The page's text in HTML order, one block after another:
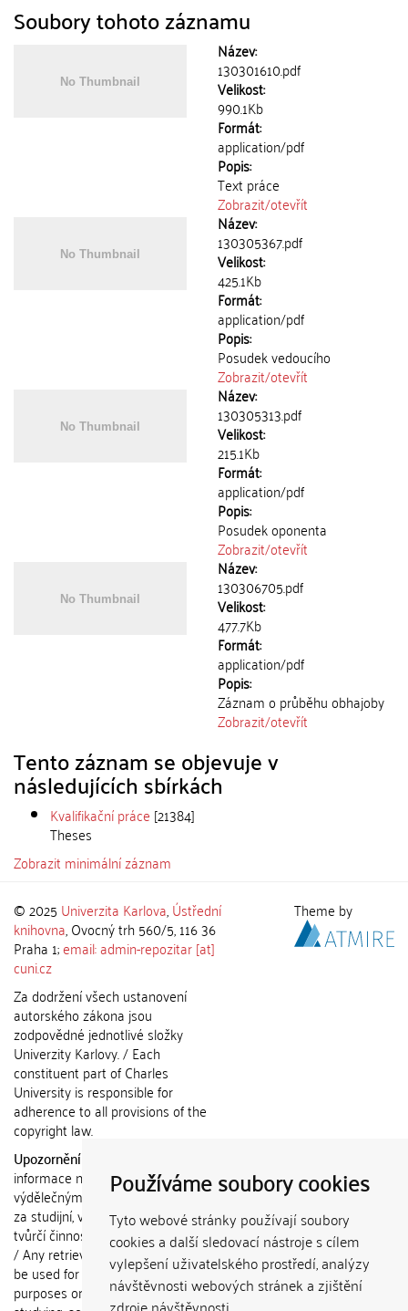
Používáme soubory cookies
Tyto webové stránky používají soubory
cookies a další sledovací nástroje s cílem
vylepšení uživatelského prostředí, analýzy
návštěvnosti webových stránek a zjištění
Soubory tohoto záznamu
Název:
130301610.pdf
Velikost:
990.1Kb
Formát:
application/pdf
Popis:
Text práce
Zobrazit/otevřít
Název:
130305367.pdf
Velikost:
425.1Kb
Formát:
application/pdf
Popis:
Posudek vedoucího
Zobrazit/otevřít
Název:
130305313.pdf
Velikost:
215.1Kb
Formát:
application/pdf
Popis:
Posudek oponenta
Zobrazit/otevřít
Název:
130306705.pdf
Velikost:
477.7Kb
Formát:
application/pdf
Popis:
Záznam o průběhu obhajoby
Zobrazit/otevřít
Tento záznam se objevuje v
následujících sbírkách
Kvalifikační práce [21384]
Theses
Zobrazit minimální záznam
© 2025 Univerzita Karlova,Ústřední
knihovna, Ovocný trh 560/5, 116 36
Praha 1;email: admin-repozitar [at]
cuni.cz
Za dodržení všech ustanovení
autorského zákona jsou
zodpovědné jednotlivé složky
Univerzity Karlovy. / Each
constituent part of Charles
University is responsible for
adherence to all provisions of the
copyright law.
Upozornění / Notice:
informace nemohou být použity k
výdělečným účelům nebo vydávány
za studijní, vědeckou nebo jinou
tvůrčí činnost jiné osoby než autora.
/ Any retrieved information shall not
be used for any commercial
purposes or claimed as results of
Theme by